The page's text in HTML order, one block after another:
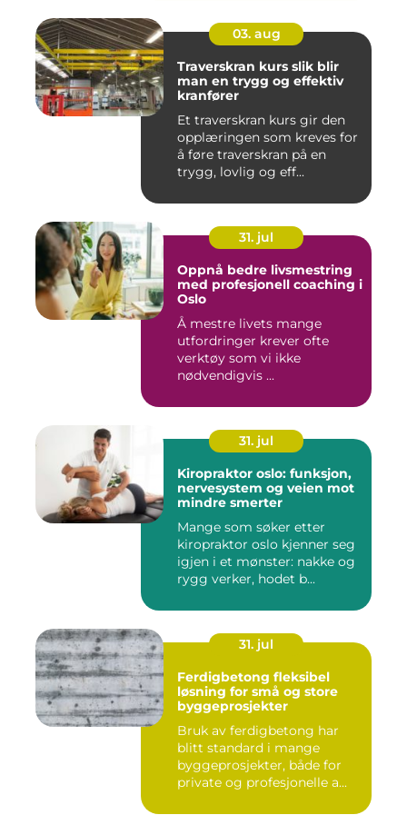
03. aug
Traverskran kurs slik blir
man en trygg og effektiv
kranfører
Et traverskran kurs gir den
opplæringen som kreves for
å føre traverskran på en
trygg, lovlig og eff...
31. jul
Oppnå bedre livsmestring
med profesjonell coaching i
Oslo
Å mestre livets mange
utfordringer krever ofte
verktøy som vi ikke
nødvendigvis ...
31. jul
Kiropraktor oslo: funksjon,
nervesystem og veien mot
mindre smerter
Mange som søker etter
kiropraktor oslo kjenner seg
igjen i et mønster: nakke og
rygg verker, hodet b...
31. jul
Ferdigbetong fleksibel
løsning for små og store
byggeprosjekter
Bruk av ferdigbetong har
blitt standard i mange
byggeprosjekter, både for
private og profesjonelle a...